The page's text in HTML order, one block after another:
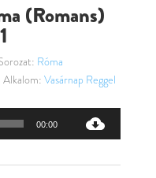
(Romans)
Róma
Alkalom: Vasárnap Reggel
00:00